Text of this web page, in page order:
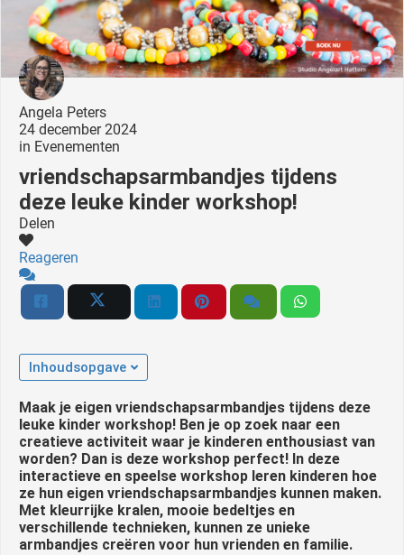
Angela Peters
24 december 2024
in Evenementen
vriendschapsarmbandjes tijdens
deze leuke kinder workshop!
Delen
Reageren
Inhoudsopgave
Maak je eigen vriendschapsarmbandjes tijdens deze
leuke kinder workshop! Ben je op zoek naar een
creatieve activiteit waar je kinderen enthousiast van
worden? Dan is deze workshop perfect! In deze
interactieve en speelse workshop leren kinderen hoe
ze hun eigen vriendschapsarmbandjes kunnen maken.
Met kleurrijke kralen, mooie bedeltjes en
verschillende technieken, kunnen ze unieke
armbandjes creëren voor hun vrienden en familie.
worden
om
te
over
van
op
te
Hierdoor